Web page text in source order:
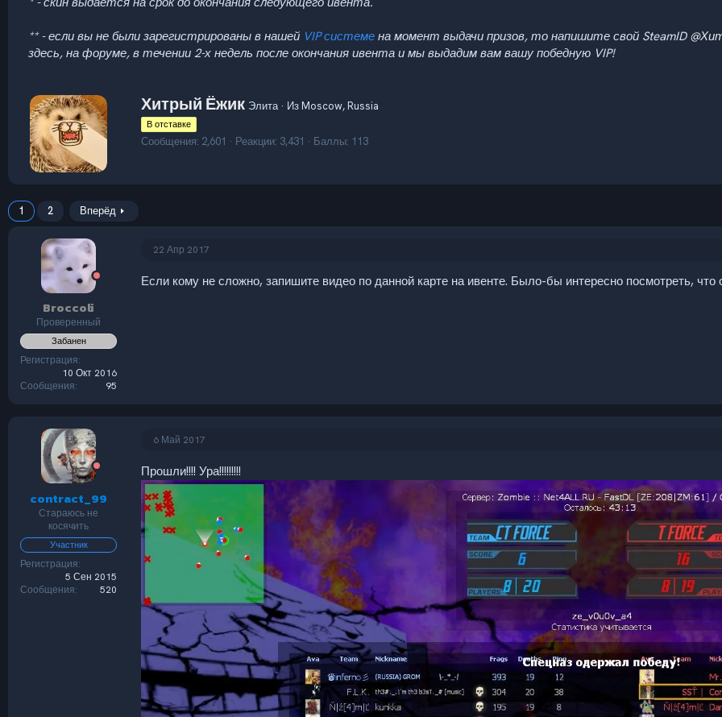
** - если вы не были зарегистрированы в нашей VIP системе на момент выдачи призов, то напишите свой SteamID
здесь, на форуме, в течении 2-х недель после окончания ивента и мы выдадим вам вашу победную VIP!
А
в
о
Хитрый Ёжик Элита · ИзMoscow, Russia
В отставке
Сообщения 2,601 Реакции 3,431 Баллы 113
1 2 Вперёд
Broccoli
Проверенный
Забанен
Регистрация
10 Окт 2016
Сообщения
95
22 Апр 2017
Если кому не сложно, запишите видео по данной карте на ивенте. Было-бы интересно посмотреть, что
contract_99
Стараюсь не
косячить
Участник
Регистрация
5 Сен 2015
Сообщения
520
6 Май 2017
Прошли!!!! Ура!!!!!!!!!